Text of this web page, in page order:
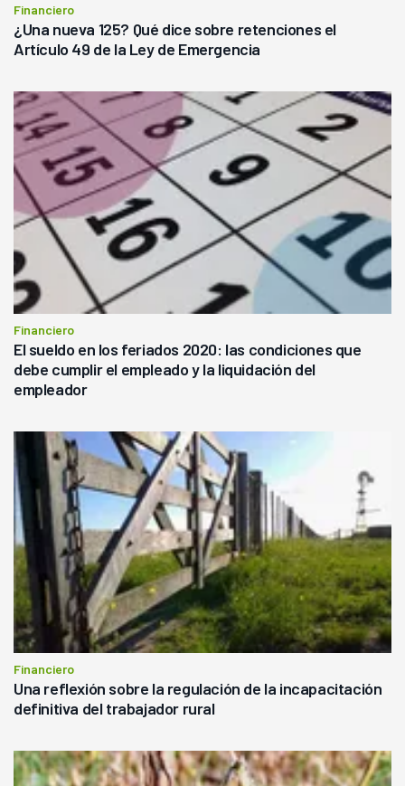
Financiero
¿Una nueva 125? Qué dice sobre retenciones el
Artículo 49 de la Ley de Emergencia
Financiero
El sueldo en los feriados 2020: las condiciones que
debe cumplir el empleado y la liquidación del
empleador
Financiero
Una reflexión sobre la regulación de la incapacitación
definitiva del trabajador rural